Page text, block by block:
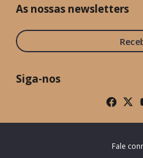
As nossas newsletters
Siga-nos
Fale